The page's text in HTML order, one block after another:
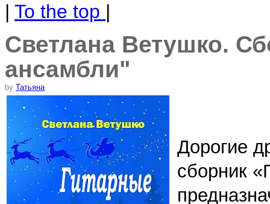
| To the top |
Светлана Ветушко.
ансамбли"
by Татьяна
Дорогие
сборник